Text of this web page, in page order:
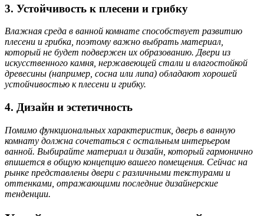
3. Устойчивость к плесени и грибку
Влажная среда в ванной комнате способствует развитию
плесени и грибка, поэтому важно выбрать материал,
который не будет подвержен их образованию. Двери из
искусственного камня, нержавеющей стали и влагостойкой
древесины (например, сосна или липа) обладают хорошей
устойчивостью к плесени и грибку.
4. Дизайн и эстетичность
Помимо функциональных характеристик, дверь в ванную
комнату должна сочетаться с остальным интерьером
ванной. Выбирайте материал и дизайн, который гармонично
впишется в общую концепцию вашего помещения. Сейчас на
рынке представлены двери с различными текстурами и
оттенками, отражающими последние дизайнерские
тенденции.